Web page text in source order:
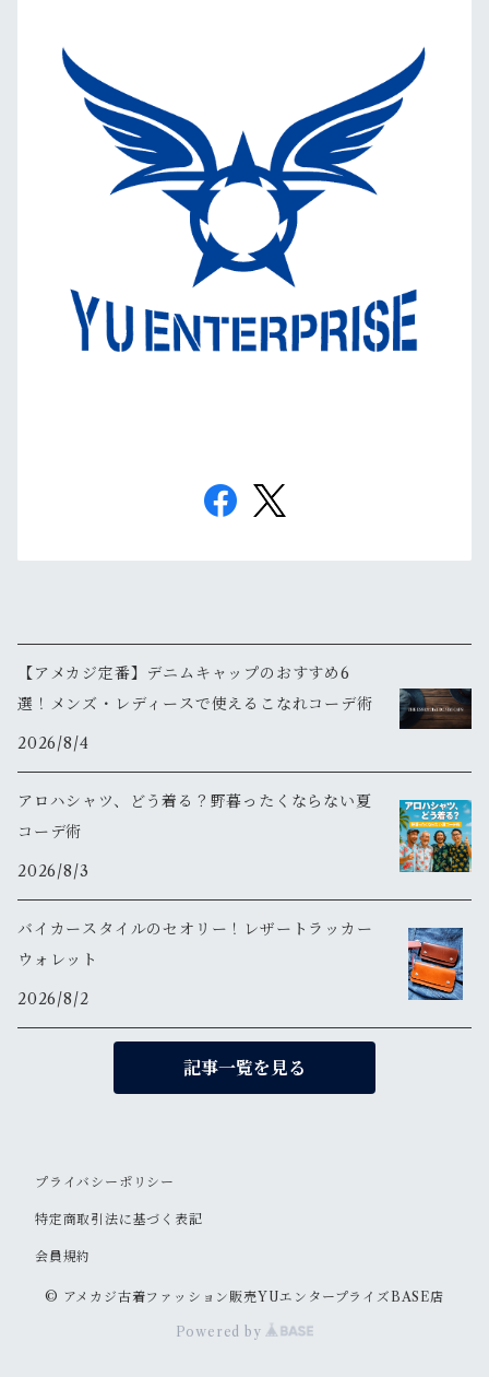
【アメカジ定番】デニムキャップのおすすめ6
選！メンズ・レディースで使えるこなれコーデ術
2026/8/4
アロハシャツ、どう着る？野暮ったくならない夏
コーデ術
2026/8/3
バイカースタイルのセオリー！レザートラッカー
ウォレット
2026/8/2
記事一覧を見る
プライバシーポリシー
特定商取引法に基づく表記
会員規約
© アメカジ古着ファッション販売YUエンタープライズBASE店
Powered by